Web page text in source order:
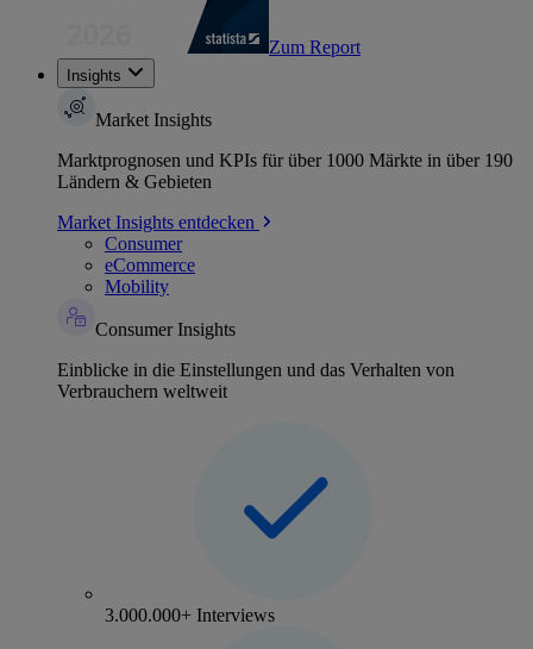
Zum Report
Insights
Market Insights
Marktprognosen und KPIs für über 1000 Märkte in über 190
Ländern & Gebieten
Market Insights entdecken
Consumer
eCommerce
Mobility
Consumer Insights
Einblicke in die Einstellungen und das Verhalten von
Verbrauchern weltweit
3.000.000+ Interviews